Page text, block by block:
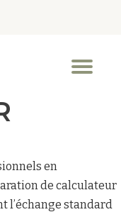
en
de calculateur
l’échange standard